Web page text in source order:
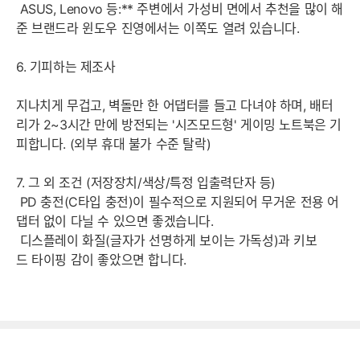
ASUS, Lenovo 등:** 주변에서 가성비 면에서 추천을 많이 해
준 브랜드라 윈도우 진영에서는 이쪽도 열려 있습니다.
6. 기피하는 제조사
지나치게 무겁고, 벽돌만 한 어댑터를 들고 다녀야 하며, 배터
리가 2~3시간 만에 방전되는 '시즈모드형' 게이밍 노트북은 기
피합니다. (외부 휴대 불가 수준 탈락)
7. 그 외 조건 (저장장치/색상/특정 입출력단자 등)
PD 충전(C타입 충전)이 필수적으로 지원되어 무거운 전용 어
댑터 없이 다닐 수 있으면 좋겠습니다.
디스플레이 화질(글자가 선명하게 보이는 가독성)과 키보
드 타이핑 감이 좋았으면 합니다.